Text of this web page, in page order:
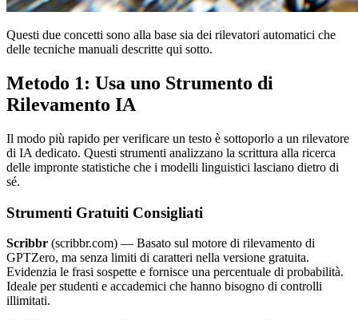
Questi due concetti sono alla base sia dei rilevatori automatici che
delle tecniche manuali descritte qui sotto.
Metodo 1: Usa uno Strumento di
Rilevamento IA
Il modo più rapido per verificare un testo è sottoporlo a un rilevatore
di IA dedicato. Questi strumenti analizzano la scrittura alla ricerca
delle impronte statistiche che i modelli linguistici lasciano dietro di
sé.
Strumenti Gratuiti Consigliati
Scribbr (scribbr.com) — Basato sul motore di rilevamento di
GPTZero, ma senza limiti di caratteri nella versione gratuita.
Evidenzia le frasi sospette e fornisce una percentuale di probabilità.
Ideale per studenti e accademici che hanno bisogno di controlli
illimitati.